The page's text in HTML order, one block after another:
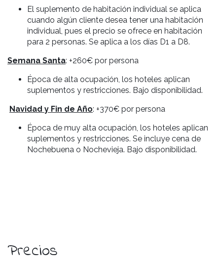
El suplemento de habitación individual se aplica
cuando algún cliente desea tener una habitación
individual, pues el precio se ofrece en habitación
para 2 personas. Se aplica a los días D1 a D8.
Semana Santa: +260€ por persona
Época de alta ocupación, los hoteles aplican
suplementos y restricciones. Bajo disponibilidad.
Navidad y Fin de Año: +370€ por persona
Época de muy alta ocupación, los hoteles aplican
suplementos y restricciones. Se incluye cena de
Nochebuena o Nochevieja. Bajo disponibilidad.
Precios